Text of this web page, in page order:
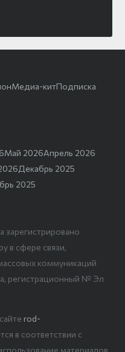
Медиа-китПодписка
Май 2026Апрель 2026
Декабрь 2025
2025
зарегистрировано
в сфере связи,
коммуникаций
регистрационный № Эл
rod-
в соответствии с
материалов